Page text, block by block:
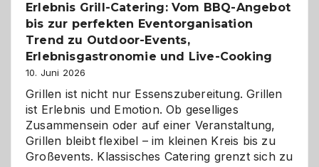
Gelegenheit,
neue
zu
Erlebnis Grill-Catering: Vom BBQ-Angebot
bis zur perfekten Eventorganisation
Trend zu Outdoor-Events,
Erlebnisgastronomie und Live-Cooking
10. Juni 2026
Grillen ist nicht nur Essenszubereitung. Grillen
ist Erlebnis und Emotion. Ob geselliges
Zusammensein oder auf einer Veranstaltung,
Grillen bleibt flexibel – im kleinen Kreis bis zu
Großevents. Klassisches Catering grenzt sich zu